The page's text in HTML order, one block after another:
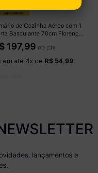
de Cozinha Aéreo com 1
Basculante 70cm Florença
MP2428 Preto
197,99 no pix
em até 4x de R$ 54,99
lançamentos e